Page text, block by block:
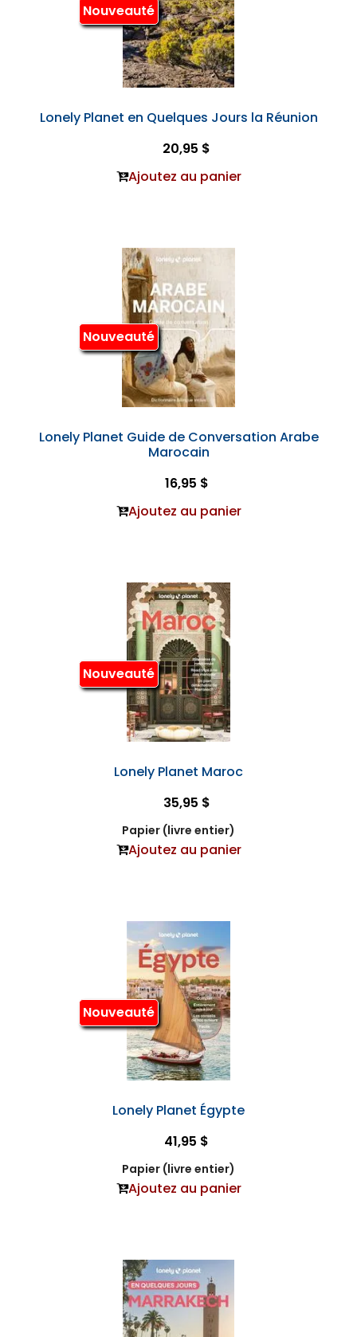
Nouveauté
Lonely Planet en Quelques Jours la Réunion
20,95 $
Ajoutez au panier
Nouveauté
Lonely Planet Guide de Conversation Arabe
Marocain
16,95 $
Ajoutez au panier
Nouveauté
Lonely Planet Maroc
35,95 $
Papier (livre entier)
Ajoutez au panier
Nouveauté
Lonely Planet Égypte
41,95 $
Papier (livre entier)
Ajoutez au panier